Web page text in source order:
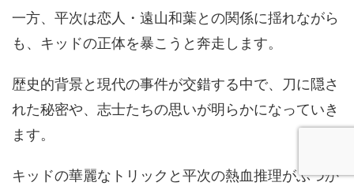
一方、平次は恋人・遠山和葉との関係に揺れながら
も、キッドの正体を暴こうと奔走します。
歴史的背景と現代の事件が交錯する中で、刀に隠さ
れた秘密や、志士たちの思いが明らかになっていき
ます。
キッドの華麗なトリックと平次の熱血推理がぶつか